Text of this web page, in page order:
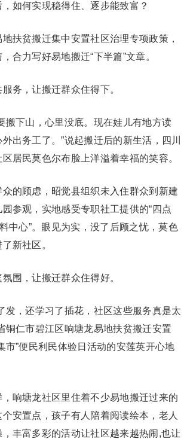
如何实现稳得住、逐步能致富？
贫搬迁集中安置社区治理专项政策，
合力写好易地搬迁“下半篇”文章。
，让搬迁群众住得下。
下山，心里没底。现在娃儿有地方读
出务工了。”说起搬迁后的新生活，四川
居民莫色尔布脸上洋溢着幸福的笑容。
顾虑，昭觉县组织未入住群众到新建
参观，实地感受专职社工提供的“四点
中心”。眼见为实，没了后顾之忧，莫色
新社区。
，让搬迁群众住得好。
，还学习了插花，社区这些服务真是太
铜仁市碧江区响塘龙易地扶贫搬迁安置
市”便民利民体验日活动的安莲英开心地
塘龙社区里住着不少易地搬迁过来的
安置点，孩子有人陪着阅读绘本，老人
丰富多彩的活动让社区越来越热闹,也让